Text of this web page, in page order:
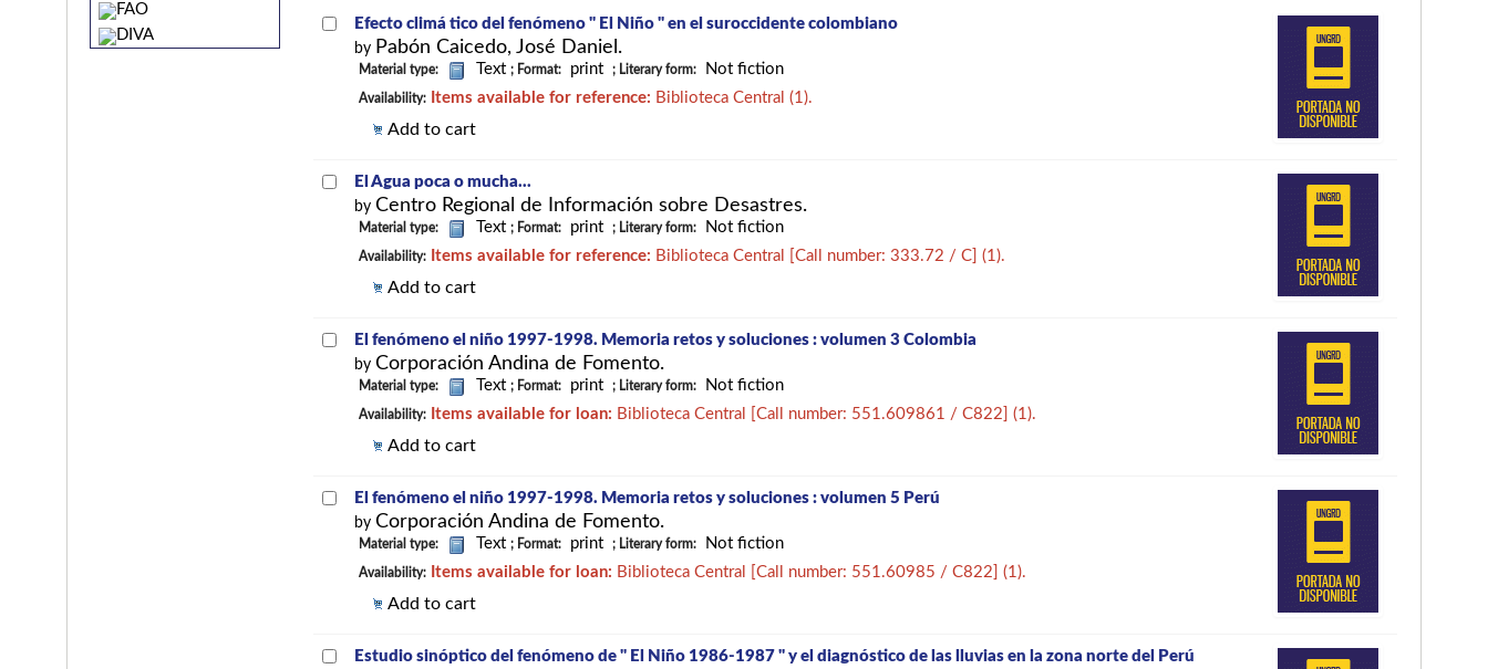
FAO
DIVA
Efecto climá tico del fenómeno " El Niño " en el suroccidente colombiano
by Pabón Caicedo, José Daniel.
Material type: Text ; Format: print ; Literary form: Not fiction
Availability: Items available for reference: Biblioteca Central (1).
Add to cart
El Agua poca o mucha...
byCentro Regional de Información sobre Desastres.
Material type: Text ; Format: print ; Literary form: Not fiction
Availability: Items available for reference: Biblioteca Central [Call number:333.72 / C ](1).
Add to cart
El fenómeno el niño 1997-1998. Memoria retos y soluciones : volumen 3 Colombia
byCorporación Andina de Fomento.
Material type: Text ; Format: print ; Literary form: Not fiction
Availability: Items available for loan: Biblioteca Central [Call number: 551.609861 / C822 ](1).
Add to cart
El fenómeno el niño 1997-1998. Memoria retos y soluciones : volumen 5 Perú
byCorporación Andina de Fomento.
Material type: Text ; Format: print ; Literary form: Not fiction
Availability: Items available for loan: Biblioteca Central [Call number: 551.60985 / C822 ](1).
Add to cart
Estudio sinóptico del fenómeno de " El Niño 1986-1987 " y el diagnóstico de las lluvias en la zona norte del Perú